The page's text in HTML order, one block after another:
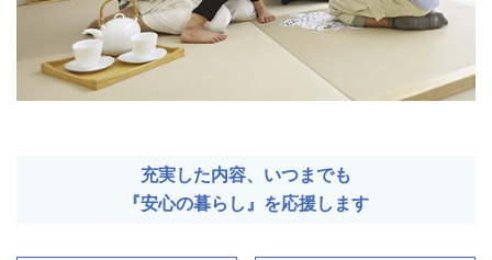
充実した内容、いつまでも
『安心の暮らし』を応援します